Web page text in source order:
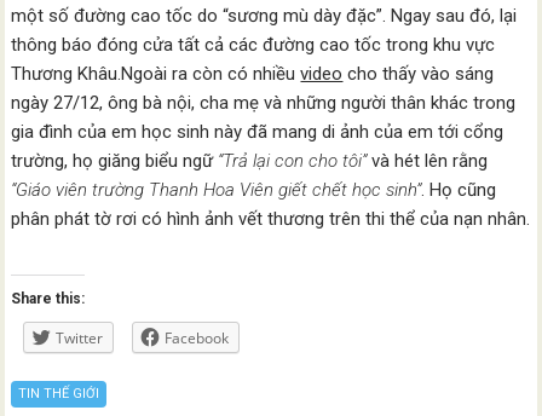
một số đường cao tốc do “sương mù dày đặc”. Ngay sau đó, lại
thông báo đóng cửa tất cả các đường cao tốc trong khu vực
Thương Khâu.Ngoài ra còn có nhiềuvideo cho thấy vào sáng
ngày 27/12, ông bà nội, cha mẹ và những người thân khác trong
gia đình của em học sinh này đã mang di ảnh của em tới cổng
trường, họ giăng biểu ngữ “Trả lại con cho tôi”và hét lên rằng
“Giáo viên trường Thanh Hoa Viên giết chết học sinh”. Họ cũng
phân phát tờ rơi có hình ảnh vết thương trên thi thể của nạn nhân.
Share this:
Twitter Facebook
TIN THẾ GIỚI